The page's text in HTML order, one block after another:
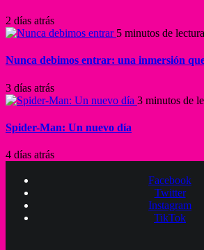
2 días atrás
5 minutos de lectura
Nunca debimos entrar: una inmersión
3 días atrás
3 minutos de
Spider-Man: Un nuevo día
4 días atrás
Facebook
Twitter
Instagram
TikTok